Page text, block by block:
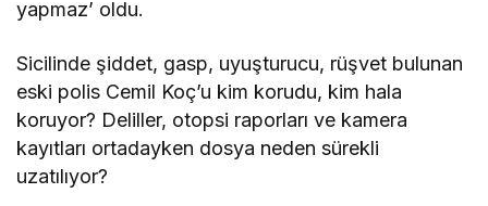
yapmaz’ oldu.
Sicilinde şiddet, gasp, uyuşturucu, rüşvet bulunan
eski polis Cemil Koç’u kim korudu, kim hala
koruyor? Deliller, otopsi raporları ve kamera
kayıtları ortadayken dosya neden sürekli
uzatılıyor?